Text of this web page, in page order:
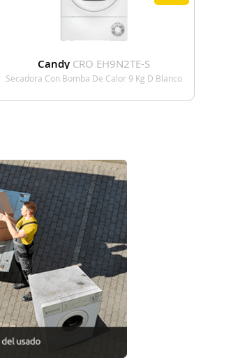
Candy CRO EH9N2TE-S
Secadora Con Bomba De Calor 9 Kg D Blanco